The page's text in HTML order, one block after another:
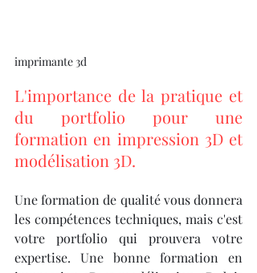
imprimante 3d
L'importance de la pratique et
du portfolio pour une
formation en impression 3D et
modélisation 3D.
Une formation de qualité vous donnera
les compétences techniques, mais c'est
votre portfolio qui prouvera votre
expertise. Une bonne formation en